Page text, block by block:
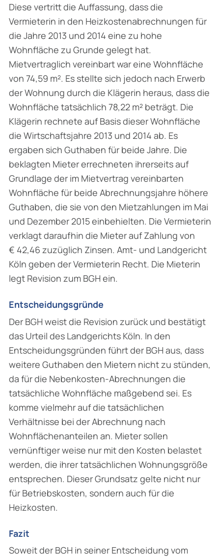
Diese vertritt die Auffassung, dass die
Vermieterin in den Heizkostenabrechnungen für
die Jahre 2013 und 2014 eine zu hohe
Wohnfläche zu Grunde gelegt hat.
Mietvertraglich verein­bart war eine Wohnfläche
von 74,59 m². Es stellte sich jedoch nach Erwerb
der Wohnung durch die Klägerin heraus, dass die
Wohnfläche tatsächlich 78,22 m² beträgt. Die
Klägerin rechnete auf Basis dieser Wohnfläche
die Wirtschaftsjahre 2013 und 2014 ab. Es
ergaben sich Guthaben für beide Jahre. Die
beklagten Mieter errechneten ihrerseits auf
Grundlage der im Mietvertrag vereinbarten
Wohnfläche für beide Abrechnungsjahre höhere
Guthaben, die sie von den Mietzahlungen im Mai
und Dezember 2015 einbehielten. Die Vermieterin
verklagt daraufhin die Mieter auf Zahlung von
€ 42,46 zuzüglich Zinsen. Amt- und Landgericht
Köln geben der Vermieterin Recht. Die Mieterin
legt Revision zum BGH ein.
Entscheidungsgründe
Der BGH weist die Revision zurück und bestätigt
das Urteil des Landgerichts Köln. In den
Entscheidungsgründen führt der BGH aus, dass
weitere Guthaben den Mietern nicht zu stünden,
da für die Nebenkosten-Abrechnungen die
tatsächliche Wohnfläche maßgebend sei. Es
komme vielmehr auf die tatsächlichen
Verhältnisse bei der Abrechnung nach
Wohnflächen­anteilen an. Mieter sollen
vernünftiger weise nur mit den Kosten belastet
werden, die ihrer tatsächlichen Wohnungsgröße
entsprechen. Dieser Grundsatz gelte nicht nur
für Betriebs­kosten, sondern auch für die
Heizkosten.
Fazit
Soweit der BGH in seiner Entscheidung vom